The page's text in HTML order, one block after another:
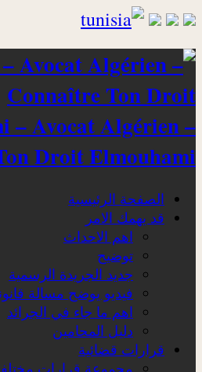
– Avocat Algérien –
Droit Elmouhami
الصفحة الرئيسية
قد يهمك الامر
اهم الاحداث
توضيح
جديد الجريدة الرسمية
فيديو يوضح مسالة
اهم ما جاء في الجرائد
دليل المحامين
قرارات قضائية
مجموعة قرارات